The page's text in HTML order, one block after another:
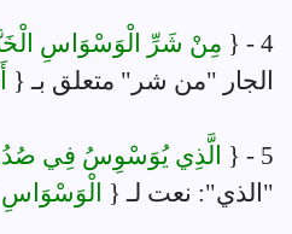
4 - { مِنْ شَرِّ الْوَسْوَاسِ
الجار "من شر" متعلق بـ {
5 - { الَّذِي يُوَسْوِسُ فِي
"الذي": نعت لـ { الْوَسْوَاسِ